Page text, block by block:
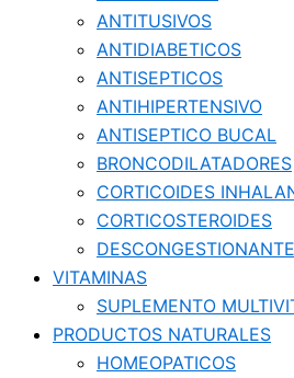
ANTITUSIVOS
ANTIDIABETICOS
ANTISEPTICOS
ANTIHIPERTENSIVO
ANTISEPTICO BUCAL
BRONCODILATADORES
CORTICOIDES
CORTICOSTEROIDES
VITAMINAS
SUPLEMENTO
PRODUCTOS NATURALES
HOMEOPATICOS